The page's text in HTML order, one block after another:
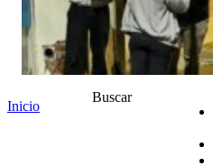
Inicio
Buscar